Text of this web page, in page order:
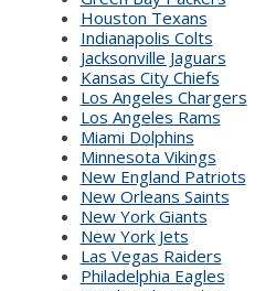
Houston Texans
Indianapolis Colts
Jacksonville Jaguars
Kansas City Chiefs
Los Angeles Chargers
Los Angeles Rams
Miami Dolphins
Minnesota Vikings
New England Patriots
New Orleans Saints
New York Giants
New York Jets
Las Vegas Raiders
Philadelphia Eagles